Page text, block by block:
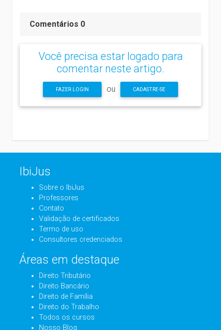
Comentários 0
Você precisa estar logado para
comentar neste artigo.
FAZER LOGIN ou CADASTRE-SE
IbiJus
Sobre o IbiJus
Professores
Contato
Validação de certificados
Termo de uso
Consultores credenciados
Áreas em destaque
Direito Tributário
Direito Bancário
Direito de Família
Direito do Trabalho
Todos os cursos
Nosso Blog